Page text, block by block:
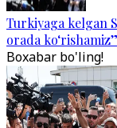
Turkiyaga kelgan
orada ko‘rishamiz”
Boxabar bo'ling!